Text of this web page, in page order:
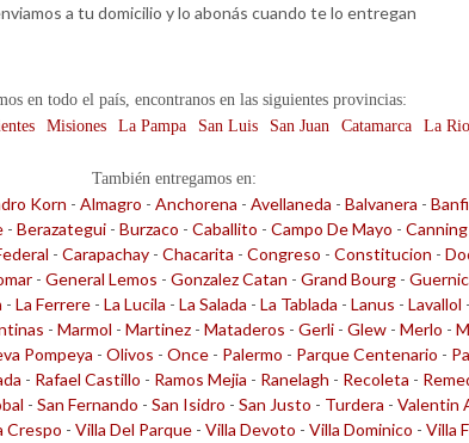
a tu domicilio y lo abonás cuando te lo entregan
en todo el país, encontranos en las siguientes provincias:
Misiones La Pampa San Luis San Juan Catamarca La
También entregamos en:
Korn - Almagro - Anchorena - Avellaneda - Balvanera -
- Berazategui - Burzaco - Caballito - Campo De Mayo - Canning
- Carapachay - Chacarita - Congreso - Constitucion -
- General Lemos - Gonzalez Catan - Grand Bourg -
- La Ferrere - La Lucila - La Salada - La Tablada - Lanus - Lavallol -
- Marmol - Martinez - Mataderos - Gerli - Glew - Merlo -
Pompeya - Olivos - Once - Palermo - Parque Centenario -
- Rafael Castillo - Ramos Mejia - Ranelagh - Recoleta -
- San Fernando - San Isidro - San Justo - Turdera - Valentin
Crespo - Villa Del Parque - Villa Devoto - Villa Dominico - Villa